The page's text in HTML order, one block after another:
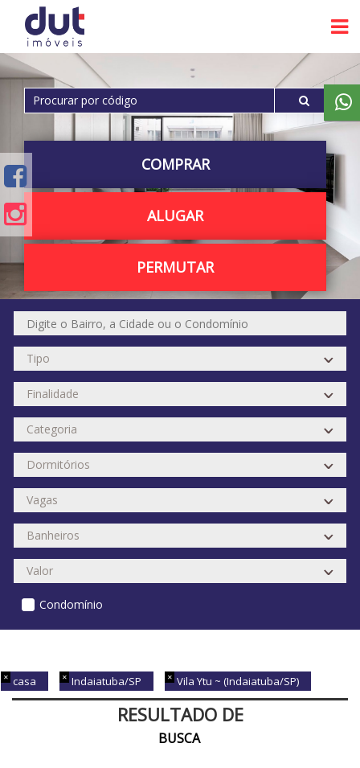
COMPRAR
ALUGAR
PERMUTAR
Condomínio
casa Indaiatuba/SP Vila Ytu ~ (Indaiatuba/SP)
RESULTADO DE
BUSCA